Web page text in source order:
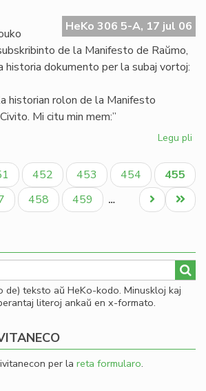
HeKo 306 5-A, 17 jul 06
de la Manifesto de Raŭmo,
historia dokumento per la subaj vortoj:
historian rolon de la Manifesto
Mi citu min mem:”
Legu pli
en
la
Paĝo
452 Paĝo
453 Paĝo
454
Aktuala
paĝo
455
Paĝo
458 Paĝo
459 …
Last
page
Next
page
de) teksto aŭ HeKo-kodo. Minuskloj kaj
literoj ankaŭ en x-formato.
per la reta formularo.